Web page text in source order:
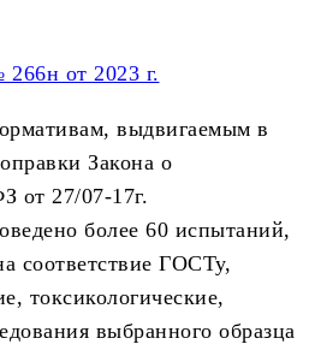
от 2023 г.
выдвигаемым в
Закона о
от 27/07-17г.
более 60 испытаний,
соответствие ГОСТу,
токсикологические,
выбранного образца